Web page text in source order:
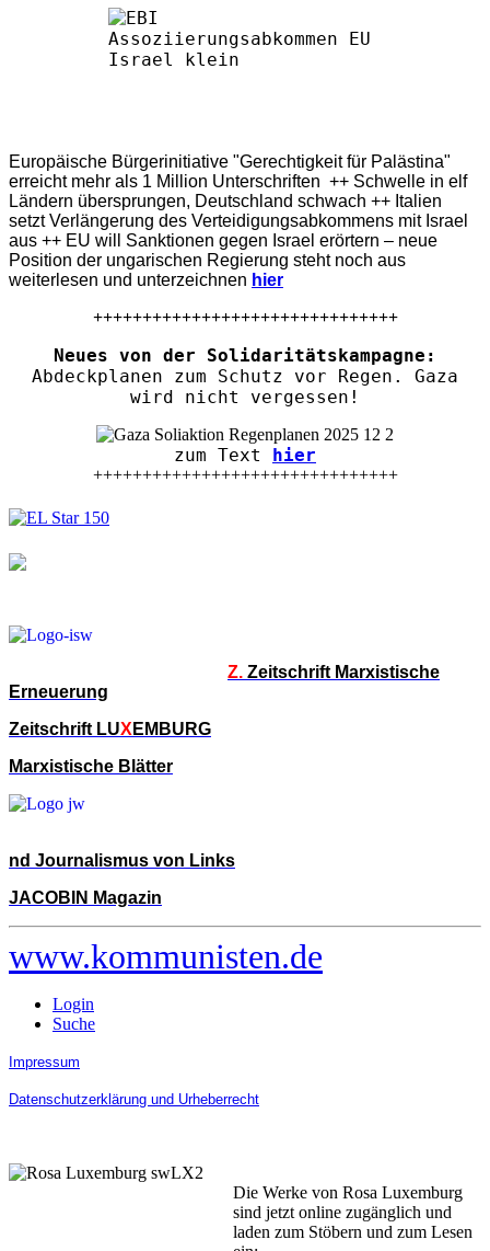
Europäische Bürgerinitiative "Gerechtigkeit für Palästina"
erreicht mehr als 1 Million Unterschriften ++ Schwelle in elf
Ländern übersprungen, Deutschland schwach ++ Italien
setzt Verlängerung des Verteidigungsabkommens mit Israel
aus ++ EU will Sanktionen gegen Israel erörtern – neue
Position der ungarischen Regierung steht noch aus
weiterlesen und unterzeichnen hier
+++++++++++++++++++++++++++++++
Neues von der Solidaritätskampagne:
Abdeckplanen zum Schutz vor Regen. Gaza
wird nicht vergessen!
zum Text hier
+++++++++++++++++++++++++++++++
Z. Zeitschrift Marxistische
Erneuerung
Zeitschrift LUX EMBURG
Marxistische Blätter
nd Journalismus von Links
JACOBIN Magazin
www.kommunisten.de
Login
Suche
Impressum
Datenschutzerklärung und Urheberrecht
Die Werke von Rosa Luxemburg
sind jetzt online zugänglich und
laden zum Stöbern und zum Lesen